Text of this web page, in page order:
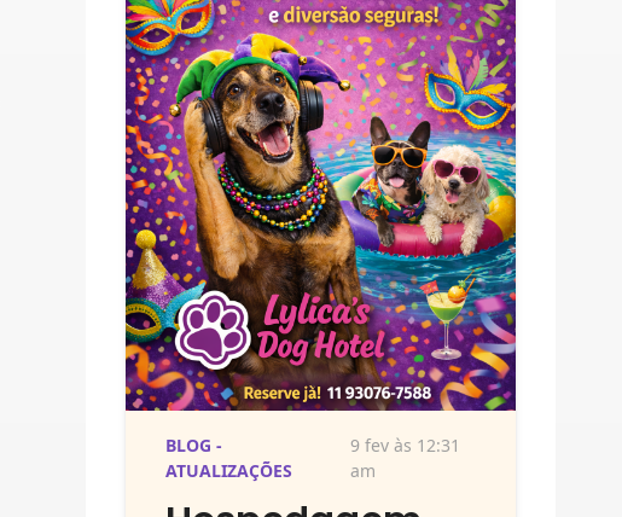
BLOG -
ATUALIZAÇÕES
9 fev às 12:31
am